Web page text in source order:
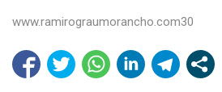
www.ramirograumorancho.com30